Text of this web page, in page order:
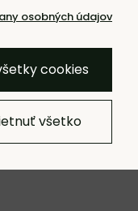
15 –
osobných údajov
cookies
všetko